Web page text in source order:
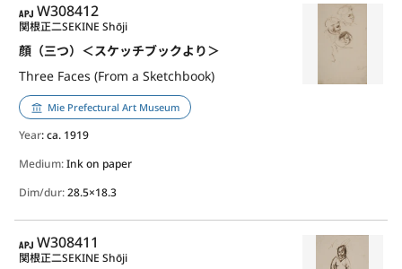
APJ
W308412
顔（三つ）＜スケッチブックより＞
Three Faces (From a Sketchbook)
関根正二SEKINE Shōji
Mie Prefectural Art Museum
Year: ca. 1919
Medium:Ink on paper
Dim/dur:28.5×18.3
APJ
W308411
関根正二SEKINE Shōji